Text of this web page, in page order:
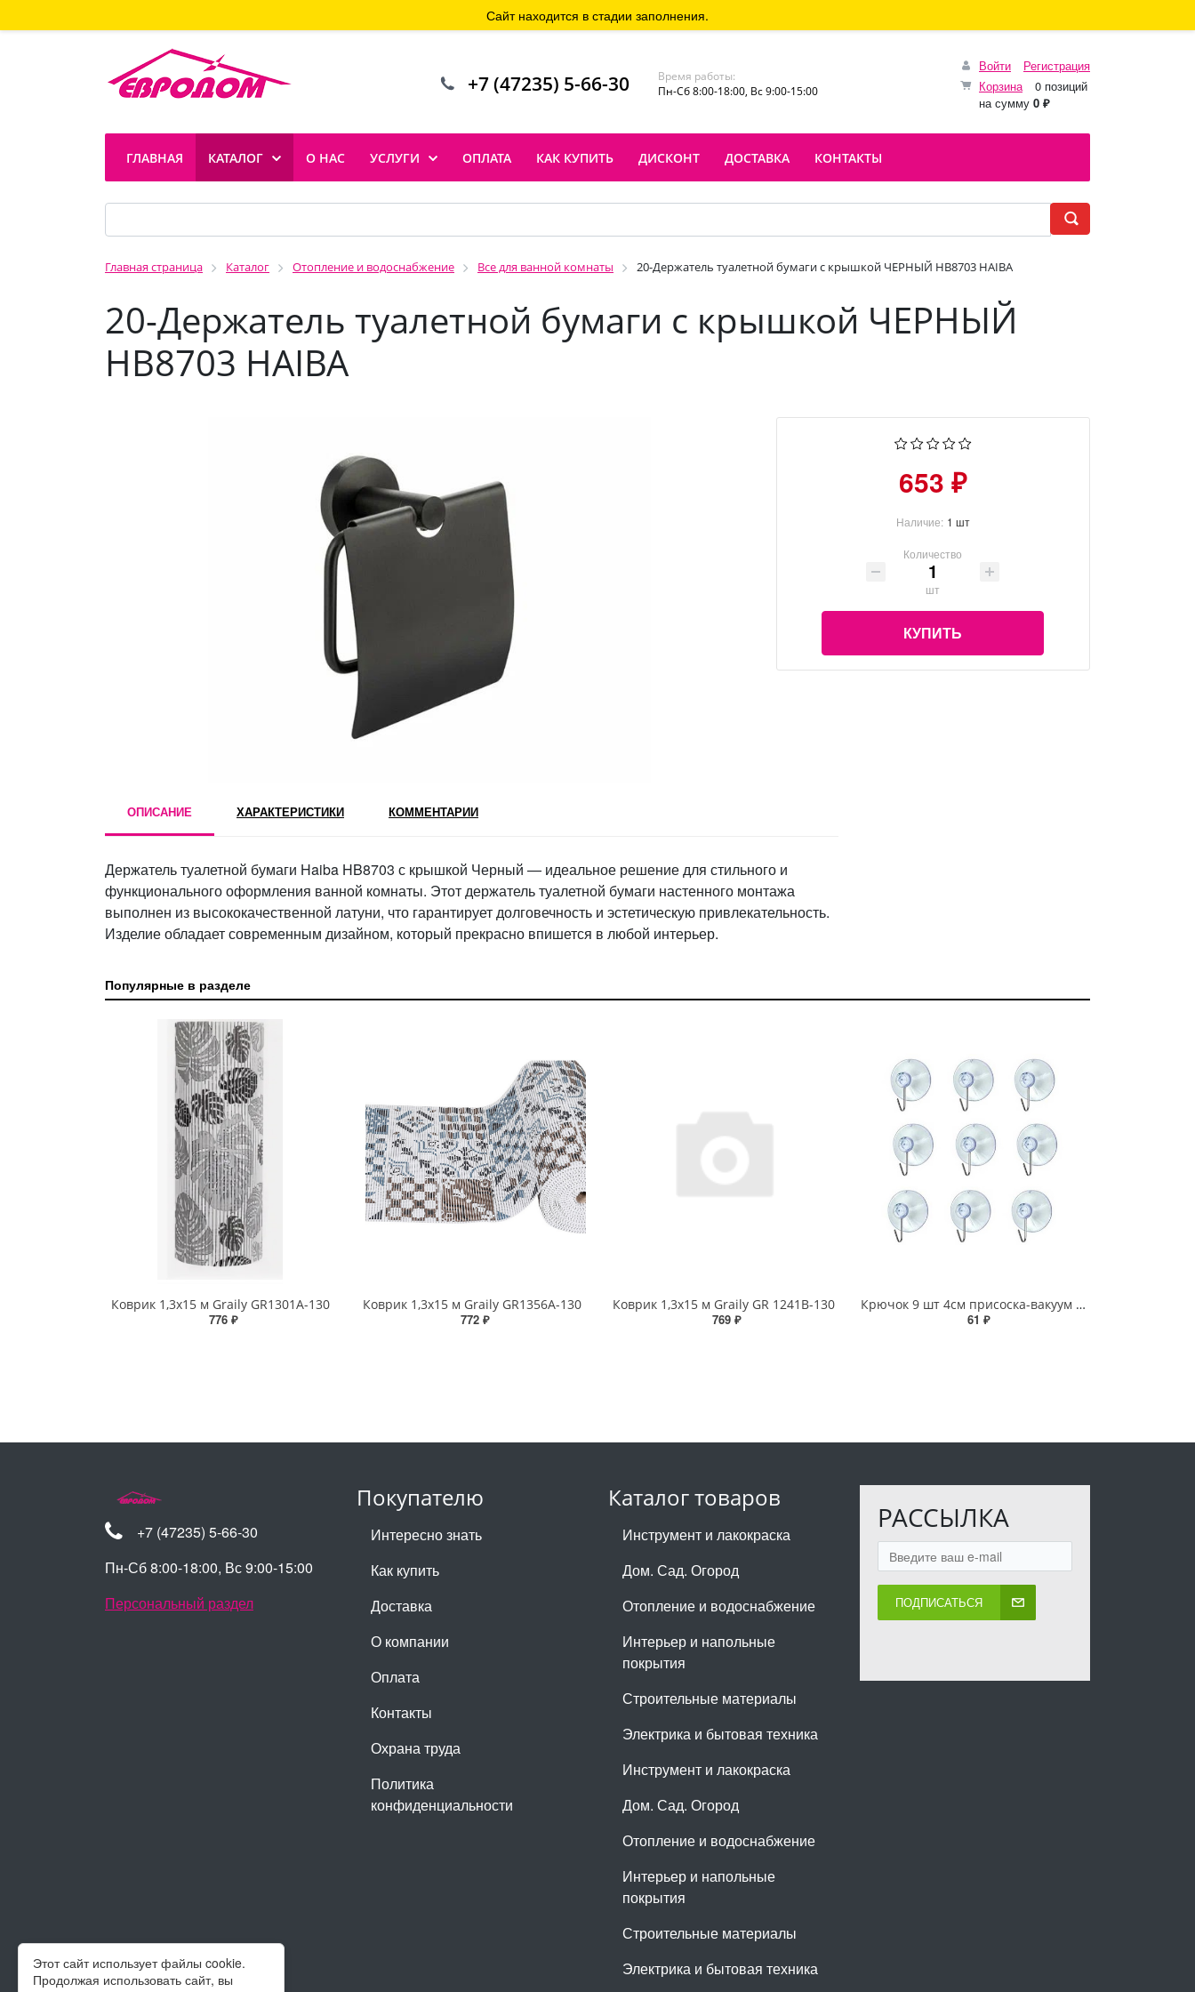
Войти
Регистрация
Корзина
0 позиций
на сумму 0 ₽
+7 (47235) 5-66-30
Время работы:
Пн-Сб 8:00-18:00, Вс 9:00-15:00
ГЛАВНАЯ КАТАЛОГ О НАС УСЛУГИ ОПЛАТА КАК КУПИТЬ ДИСКОНТ ДОСТАВКА КОНТАКТЫ
Главная страница Каталог Отопление и водоснабжение Все для ванной комнаты 20-Держатель туалетной бумаги с крышкой ЧЕРНЫЙ HB8703 HAIBA
20-Держатель туалетной бумаги с крышкой ЧЕРНЫЙ
HB8703 HAIBA
Этот сайт использует файлы cookie.
Продолжая использовать сайт, вы
Сайт находится в стадии заполнения.
653 ₽
Наличие: 1 шт
Количество
шт
КУПИТЬ
ОПИСАНИЕ ХАРАКТЕРИСТИКИ КОММЕНТАРИИ
Держатель туалетной бумаги Haiba HB8703 с крышкой Черный — идеальное решение для стильного и
функционального оформления ванной комнаты. Этот держатель туалетной бумаги настенного монтажа
выполнен из высококачественной латуни, что гарантирует долговечность и эстетическую привлекательность.
Изделие обладает современным дизайном, который прекрасно впишется в любой интерьер.
Популярные в разделе
Коврик 1,3х15 м Graily GR1301A-130
776 ₽
Коврик 1,3х15 м Graily GR1356A-130
772 ₽
Коврик 1,3х15 м Graily GR 1241B-130
769 ₽
Крючок 9 шт 4см присоска-вакуум NA1054
61 ₽
Покупателю
Интересно знать
Как купить
Доставка
О компании
Оплата
Контакты
Охрана труда
Политика
конфиденциальности
Каталог товаров
Инструмент и лакокраска
Дом. Сад. Огород
Отопление и водоснабжение
Интерьер и напольные
покрытия
Строительные материалы
Электрика и бытовая техника
Инструмент и лакокраска
Дом. Сад. Огород
Отопление и водоснабжение
Интерьер и напольные
покрытия
Строительные материалы
Электрика и бытовая техника
РАССЫЛКА
ПОДПИСАТЬСЯ
+7 (47235) 5-66-30
Пн-Сб 8:00-18:00, Вс 9:00-15:00
Персональный раздел